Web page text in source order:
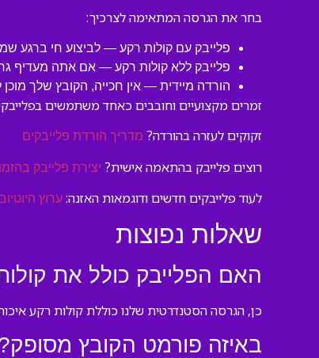
בחר את הגרסה המתאימה לצרכיך:
פלייבק עם קולות רקע — לביצוע חי ברגע
פלייבק ללא קולות רקע — אם אתה מעדיף
הורדה מיידית — אין חכייה, הקובץ שלך
זמרים מקצועיים וחובבים כאחד משתמשים
זקוקים לעזרה בהורדה? מדריך הורדת פלייבקים
רוצים פלייבק בהתאמה אישית? יצירת פלייבק
לעוד פלייבקים חדשים ודוגמאות האזנה: ערוץ
שאלות נפוצות
האם הפלייבק כולל את
כן, הגרסה הסטנדרטית שלנו כוללת קולות רקע
באיזה פורמט הקובץ